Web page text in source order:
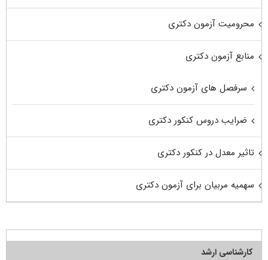
محرومیت آزمون دکتری
منابع آزمون دکتری
سرفصل های آزمون دکتری
ضرایب دروس کنکور دکتری
تاثیر معدل در کنکور دکتری
سهمیه مربیان برای آزمون دکتری
کارشناسی ارشد